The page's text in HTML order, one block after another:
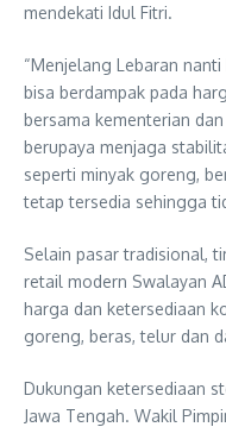
mendekati Idul Fitri.
“Menjelang Lebaran
bisa berdampak pada
bersama kementerian
berupaya menjaga
seperti minyak goreng,
tetap tersedia sehingga
Selain pasar tradisional,
retail modern Swalayan
harga dan ketersediaan
goreng, beras, telur dan
Dukungan ketersediaan
Jawa Tengah. Wakil